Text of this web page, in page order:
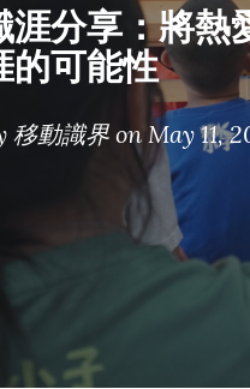
涯分享：將熱
的可能性
移動識界 on May 11,